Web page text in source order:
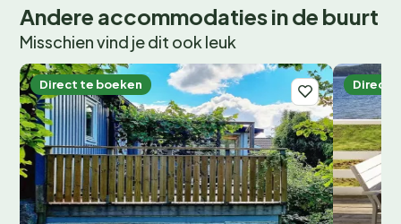
Andere accommodaties in de buurt
Misschien vind je dit ook leuk
Direct te boeken Direct